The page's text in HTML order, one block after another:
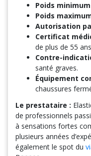
Poids
Poids
Autorisation
Certificat
de plus de 55
Contre-
santé graves.
Équipement
chaussures
Le prestataire :
de professionnels
à sensations fortes
plusieurs années
également le spot du